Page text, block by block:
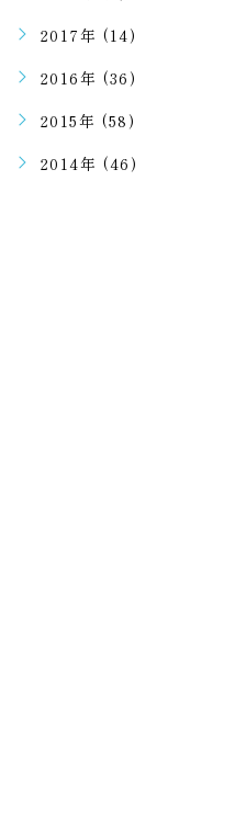
2017年 (14)
2016年 (36)
2015年 (58)
2014年 (46)